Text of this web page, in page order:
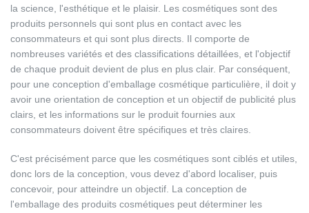
la science, l'esthétique et le plaisir. Les cosmétiques sont des
produits personnels qui sont plus en contact avec les
consommateurs et qui sont plus directs. Il comporte de
nombreuses variétés et des classifications détaillées, et l'objectif
de chaque produit devient de plus en plus clair. Par conséquent,
pour une conception d'emballage cosmétique particulière, il doit y
avoir une orientation de conception et un objectif de publicité plus
clairs, et les informations sur le produit fournies aux
consommateurs doivent être spécifiques et très claires.
C'est précisément parce que les cosmétiques sont ciblés et utiles,
donc lors de la conception, vous devez d'abord localiser, puis
concevoir, pour atteindre un objectif. La conception de
l'emballage des produits cosmétiques peut déterminer les